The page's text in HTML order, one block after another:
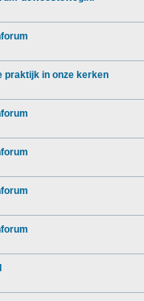
praktijk in onze kerken